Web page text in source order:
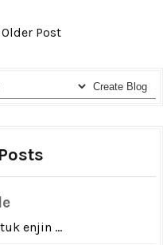
Older Post
enjin ...